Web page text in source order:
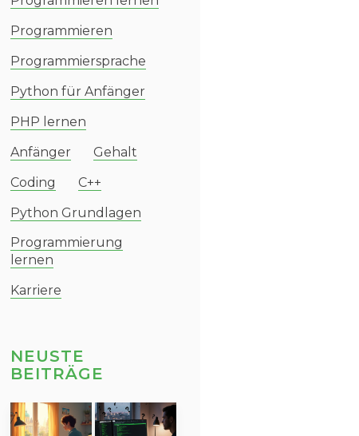
Programmieren
Programmiersprache
Python für Anfänger
PHP lernen
Anfänger
Gehalt
Coding
C++
Python Grundlagen
Programmierung
lernen
Karriere
NEUSTE
BEITRÄGE